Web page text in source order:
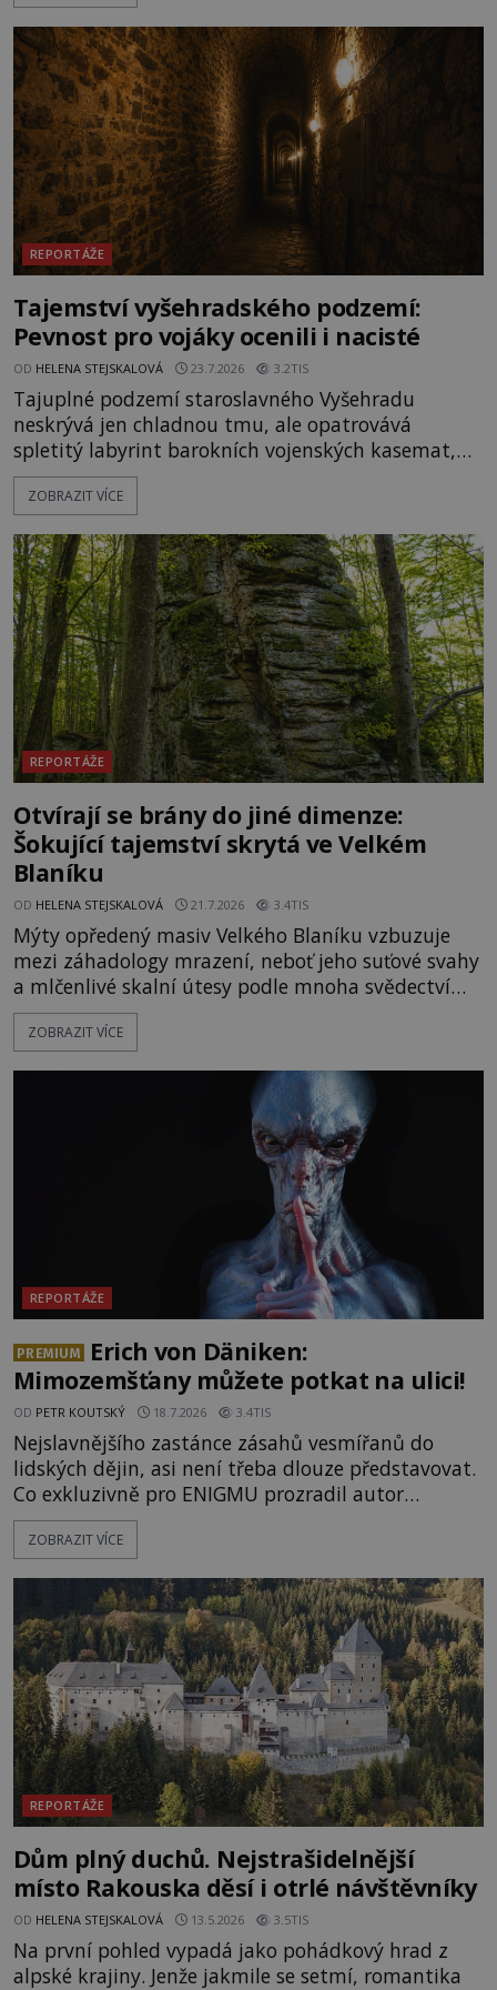
vrch Hr
REPORTÁŽE
Tajemství vyšehradského podzemí:
Pevnost pro vojáky ocenili i nacisté
OD HELENA STEJSKALOVÁ 23.7.2026 3.2TIS
Tajuplné podzemí staroslavného Vyšehradu
neskrývá jen chladnou tmu, ale opatrovává
spletitý labyrint barokních vojenských kasemat,
zapomenuté chrámy a vzácné národní poklady.
Hluboko uvnitř mohutné skály nad řekou Vltavou
vyhýbá shonu moderní metropole. Místo, ke
kterému se vážou nejstarší české mýty, ve svých
temných útrobách střeží monumentální
ZOBRAZIT VÍCE
REPORTÁŽE
Otvírají se brány do jiné dimenze:
Šokující tajemství skrytá ve Velkém
Blaníku
OD HELENA STEJSKALOVÁ 21.7.2026 3.4TIS
Mýty opředený masiv Velkého Blaníku vzbuzuje
mezi záhadology mrazení, neboť jeho suťové svahy
a mlčenlivé skalní útesy podle mnoha svědectví
fungují jako anomální zóny, kde selhává lidské
vnímání času i prostoru. Geologické anomálie hory
badatelé zde odkrývají indicie, které propojují
prastaré pohanské kulty, keltské svatyně a zprávy
ZOBRAZIT VÍCE
REPORTÁŽE
PREMIUM
Erich von Däniken:
Mimozemšťany můžete potkat na ulici!
OD PETR KOUTSKÝ 18.7.2026 3.4TIS
Nejslavnějšího zastánce zásahů vesmířanů do
lidských dějin, asi není třeba dlouze představovat.
Co exkluzivně pro ENIGMU prozradil autor
Vzpomínek na budoucnost, švýcarský badatel
Erich von Däniken? Orbitální stanice Viking 1
je umělá družice od povrchu Marsu vzdálena asi
1873 kilometrů, nachá
ZOBRAZIT VÍCE
REPORTÁŽE
Dům plný duchů. Nejstrašidelnější
místo Rakouska děsí i otrlé návštěvníky
OD HELENA STEJSKALOVÁ 13.5.2026 3.5TIS
Na první pohled vypadá jako pohádkový hrad z
alpské krajiny. Jenže jakmile se setmí, romantika